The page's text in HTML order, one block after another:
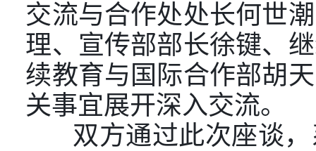
交流与合作处处长何世
理、宣传部部长徐键、
续教育与国际合作部胡
关事宜展开深入交流。
双方通过此次座谈，